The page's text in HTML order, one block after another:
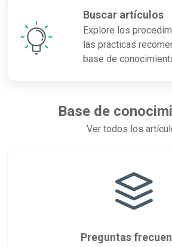
Buscar artículos
Explore los
las prácticas
base de
Base de
Ver todos los
Preguntas